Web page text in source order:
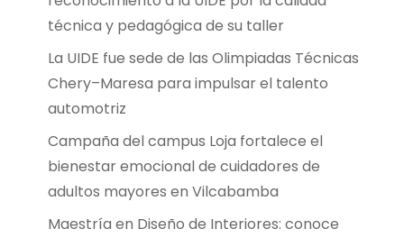
técnica y pedagógica de su taller
La UIDE fue sede de las Olimpiadas Técnicas
Chery–Maresa para impulsar el talento
automotriz
Campaña del campus Loja fortalece el
bienestar emocional de cuidadores de
adultos mayores en Vilcabamba
Maestría en Diseño de Interiores: conoce